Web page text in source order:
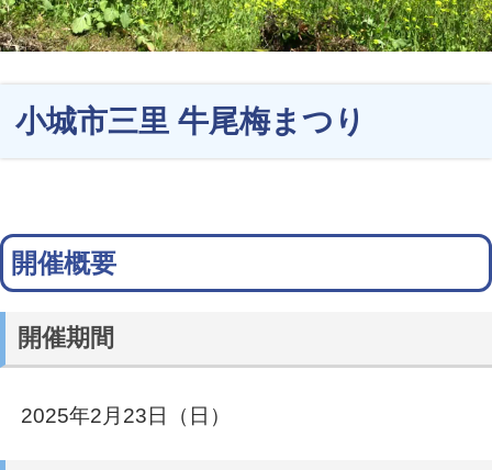
小城市三里 牛尾梅まつり
開催概要
開催期間
2025年2月23日（日）